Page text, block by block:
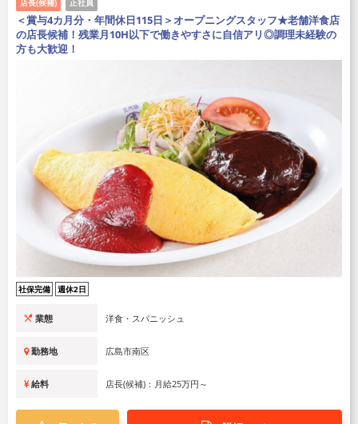
＜賞与4カ月分・年間休日115日＞オープニングスタッフ★老舗洋食店
の店長候補！残業月10H以下で働きやすさに自信アリ◎調理未経験の
方も大歓迎！
社保完備 週休2日
業態 洋食・スパニッシュ
勤務地 広島市南区
給料 店長(候補)：月給25万円～